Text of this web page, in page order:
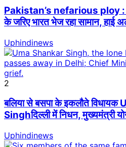
Pakistan’s nefarious ploy :
के जरिए भारत भेज रहा सामान, हाई
Uphindinews
2
बलिया से बसपा के इकलौते
Singhदिल्ली में निधन, मुख्यमंत्री
Uphindinews